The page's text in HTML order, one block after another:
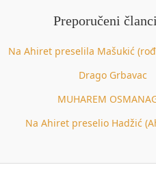
Preporučeni članci
Na Ahiret preselila Mašukić
Drago Grbavac
MUHAREM
Na Ahiret preselio Hadžić